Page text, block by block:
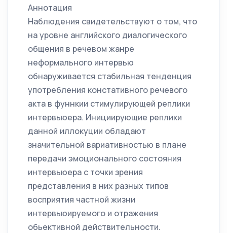
Аннотация
Наблюдения свидетельствуют о том, что
на уровне английского диалогического
общения в речевом жанре
неформального интервью
обнаруживается стабильная тенденция
употребления констативного речевого
акта в фуннкии стимулирующей реплики
интервьюера. Инициирующие реплики
данной иллокуции обладают
значительной вариативностью в плане
передачи эмоционального состояния
интервьюера с точки зрения
представления в них разных типов
восприятия частной жизни
интервьюируемого и отражения
обьективной действительности.